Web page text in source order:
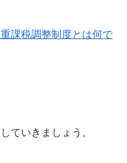
課税調整制度とは何で
ていきましょう。